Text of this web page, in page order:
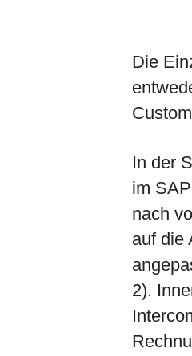
Die
In der
im
nach
auf die
2).